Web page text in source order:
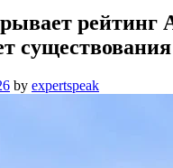
рейтинг
существования
by expertspeak